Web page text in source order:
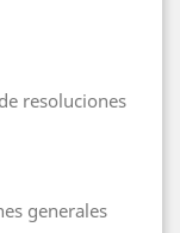
resoluciones
generales